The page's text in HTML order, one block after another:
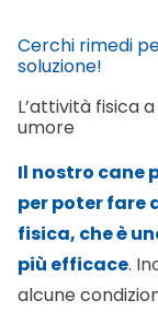
Cerchi rimedi
soluzione!
L’attività fisica
umore
Il nostro cane
per poter fare
fisica, che è
più efficace.
alcune